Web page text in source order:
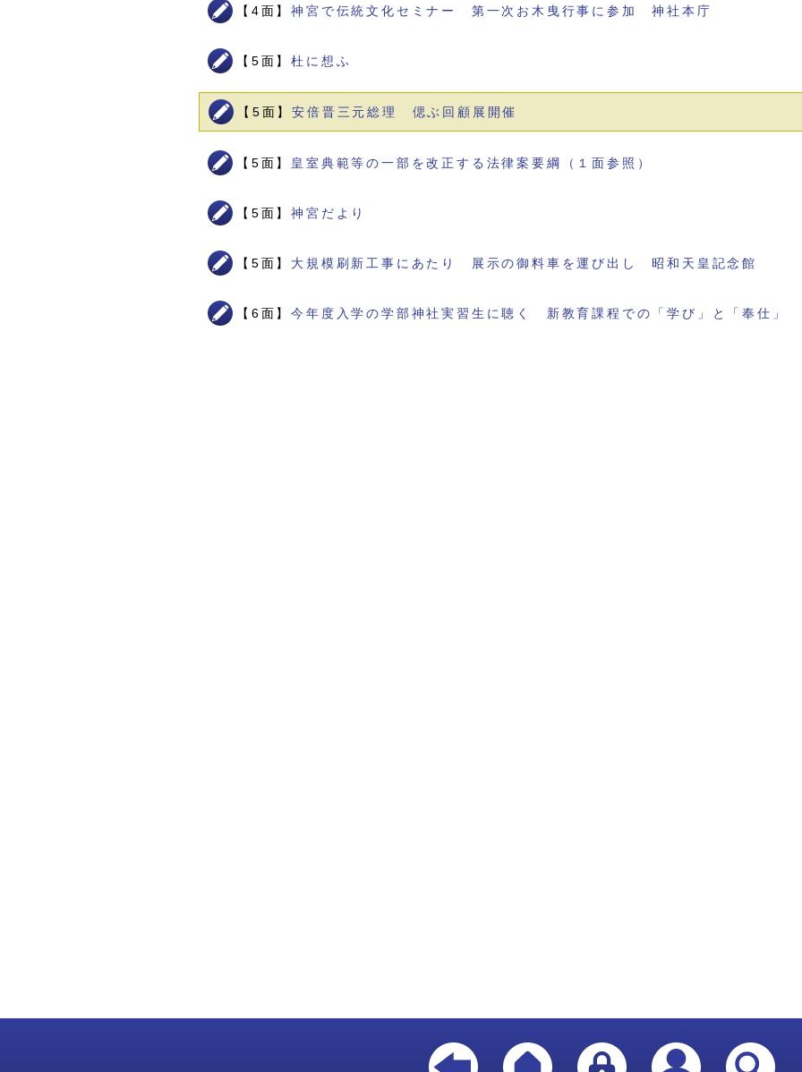
【4面】神宮で伝統文化セミナー 第一次お木曳行事に参加 神社本庁
【5面】杜に想ふ
【5面】安倍晋三元総理 偲ぶ回顧展開催
【5面】 皇室典範等の一部を改正する法律案要綱（１面参照）
【5面】神宮だより
【5面】 大規模刷新工事にあたり 展示の御料車を運び出し 昭和天皇記念館
【6面】今年度入学の学部神社実習生に聴く 新教育課程での「学び」と「奉仕